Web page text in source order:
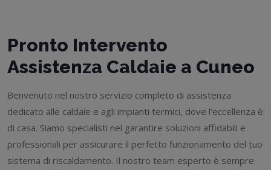
Pronto Intervento
Assistenza Caldaie a Cuneo
Benvenuto nel nostro servizio completo di assistenza
dedicato alle caldaie e agli impianti termici, dove l'eccellenza è
di casa. Siamo specialisti nel garantire soluzioni affidabili e
professionali per assicurare il perfetto funzionamento del tuo
sistema di riscaldamento. Il nostro team esperto è sempre